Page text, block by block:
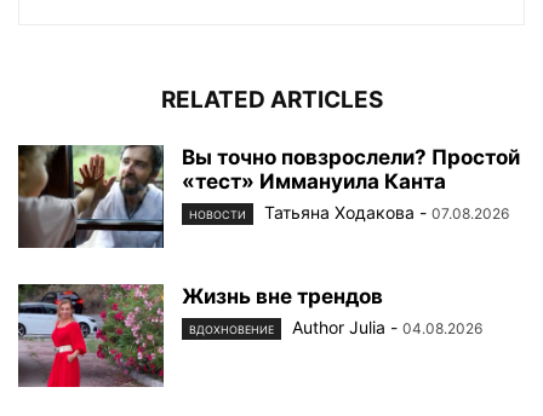
RELATED ARTICLES
Вы точно повзрослели? Простой
«тест» Иммануила Канта
НОВОСТИ Татьяна Ходакова - 07.08.2026
Жизнь вне трендов
ВДОХНОВЕНИЕ Author Julia - 04.08.2026